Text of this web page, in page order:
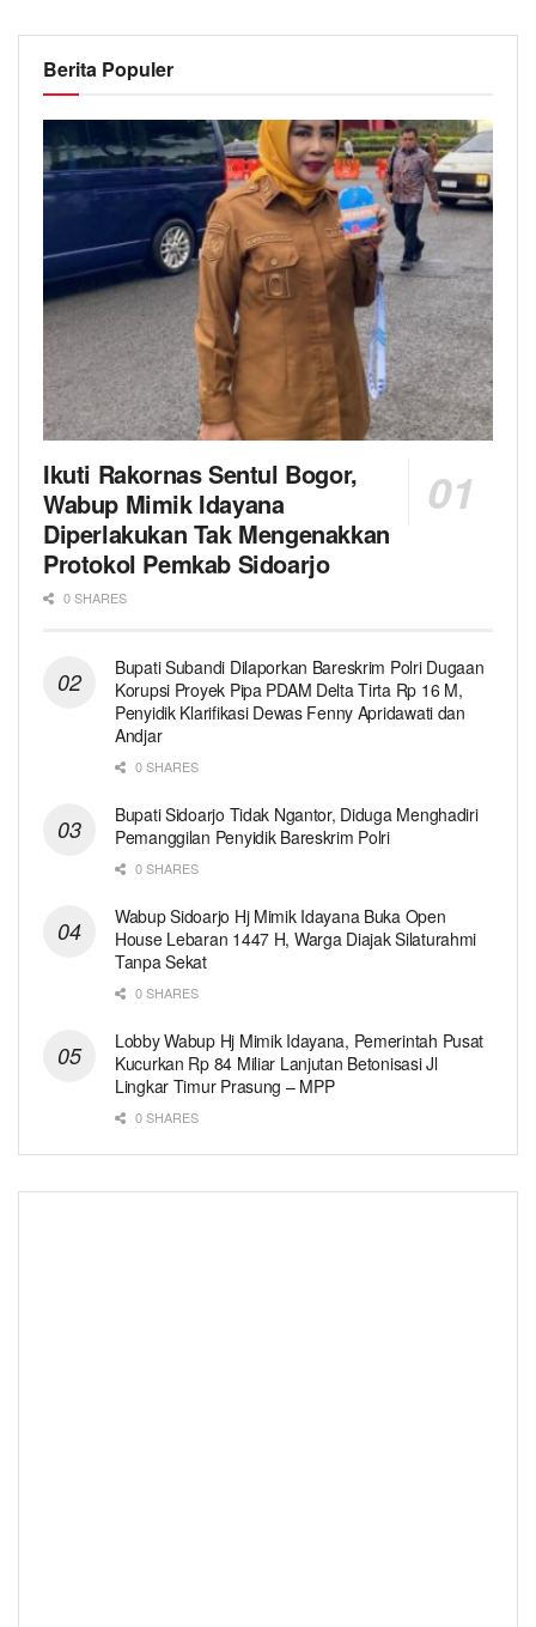
Berita Populer
Ikuti Rakornas Sentul Bogor,
Wabup Mimik Idayana
Diperlakukan Tak Mengenakkan
Protokol Pemkab Sidoarjo
0 SHARES
Bupati Subandi Dilaporkan Bareskrim Polri Dugaan
Korupsi Proyek Pipa PDAM Delta Tirta Rp 16 M,
Penyidik Klarifikasi Dewas Fenny Apridawati dan
Andjar
0 SHARES
Bupati Sidoarjo Tidak Ngantor, Diduga Menghadiri
Pemanggilan Penyidik Bareskrim Polri
0 SHARES
Wabup Sidoarjo Hj Mimik Idayana Buka Open
House Lebaran 1447 H, Warga Diajak Silaturahmi
Tanpa Sekat
0 SHARES
Lobby Wabup Hj Mimik Idayana, Pemerintah Pusat
Kucurkan Rp 84 Miliar Lanjutan Betonisasi Jl
Lingkar Timur Prasung – MPP
0 SHARES